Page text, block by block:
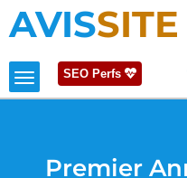
AVISSITE
SEO Perfs
Premier